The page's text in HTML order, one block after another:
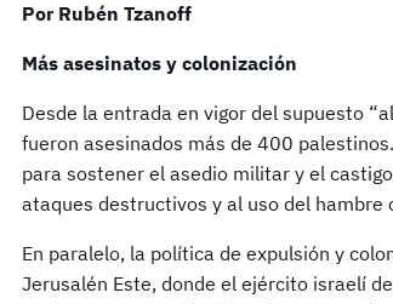
Por Rubén Tzanoff
Más asesinatos y colonización
Desde la entrada en vigor del supuesto
fueron asesinados más de 400
para sostener el asedio militar y el
ataques destructivos y al uso del hambre
En paralelo, la política de expulsión y
Jerusalén Este, donde el ejército israelí